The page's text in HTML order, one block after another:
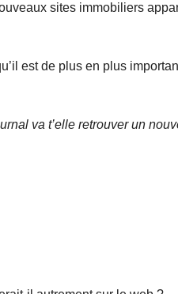
sites immobiliers
est de plus en plus
va t’elle retrouver un